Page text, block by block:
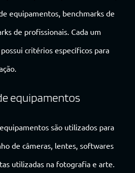
equipamentos, benchmarks de
de profissionais. Cada um
critérios específicos para
equipamentos
são utilizados para
de câmeras, lentes, softwares
utilizadas na fotografia e arte.